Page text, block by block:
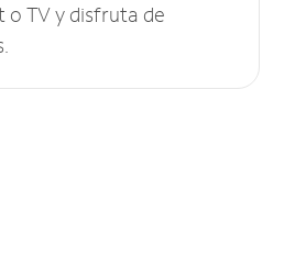
o TV y disfruta de